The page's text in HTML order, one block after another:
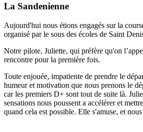
La Sandenienne
Aujourd'hui nous étions engagés sur la
organisé par le sous des écoles de Saint
Notre pilote, Juliette, qui préfère qu'on
rencontre pour la première fois.
Toute enjouée, impatiente de prendre le
humeur et motivation que nous prenons le
car les premiers D+ sont tout de suite là.
sensations nous poussent a accélérer et
quand cela est possible. Elle s'amuse, et nous